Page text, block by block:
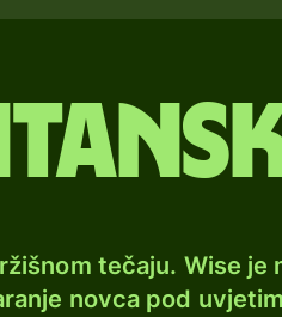
tečaju. Wise je
novca pod